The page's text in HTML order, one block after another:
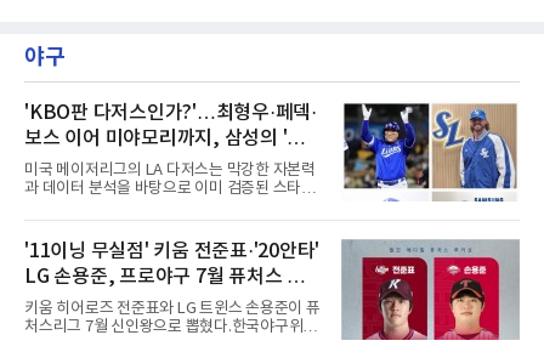
홀에서 경기하고 있다.
야구
'KBO판 다저스인가?'…최형우·페덱·
보스 이어 미야모리까지, 삼성의 '스펙
만렙' 승부수
미국 메이저리그의 LA 다저스는 막강한 자본력
과 데이터 분석을 바탕으로 이미 검증된 스타들
비롯해 메이저리그 정상급 선수들을 품으며 매
시즌 우승 후보로 평가받는 다저스의 행보는 늘
야구계의 관심을 끌었다. 가능성에 투자하기보
다, 이미 무대에서 증명한 선수들을 통해 당장의
경쟁력을 끌어올린다는 점이다.최근 한국 프로
야구에서도 비슷한 방향성을 보여주는 팀이 있
다. 바로 삼성 라이온즈다. 삼성은 오프시즌 최형
'11이닝 무실점' 키움 전준표·'20안타'
LG 손용준, 프로야구 7월 퓨처스 루키
상
키움 히어로즈 전준표와 LG 트윈스 손용준이 퓨
처스리그 7월 신인왕으로 뽑혔다.한국야구위원